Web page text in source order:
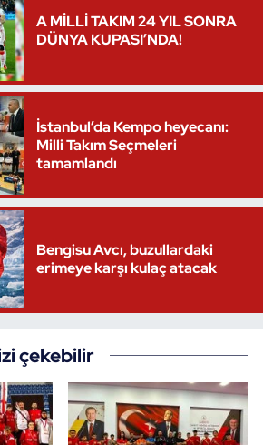
A MİLLİ TAKIM 24 YIL SONRA
DÜNYA KUPASI’NDA!
İstanbul’da Kempo heyecanı:
Milli Takım Seçmeleri
tamamlandı
Bengisu Avcı, buzullardaki
erimeye karşı kulaç atacak
çekebilir